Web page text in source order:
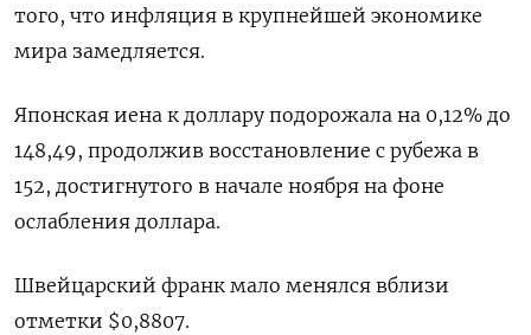
того, что инфляция в крупнейшей экономике
мира замедляется.
Японская иена к доллару подорожала на 0,12%​ до
148,49, продолжив восстановление с рубежа в
152, достигнутого в начале ноября на фоне
ослабления доллара.
Швейцарский франк мало менялся вблизи
отметки $0,8807.